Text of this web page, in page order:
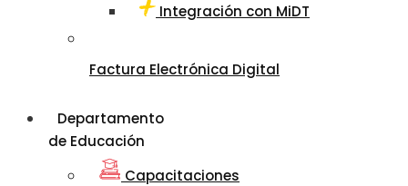
Integración con MiDT
Factura Electrónica Digital
Departamento
de Educación
Capacitaciones